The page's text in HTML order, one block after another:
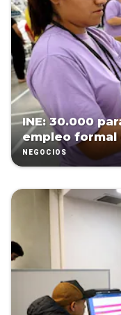
INE: 30.000
empleo formal
NEGOCIOS